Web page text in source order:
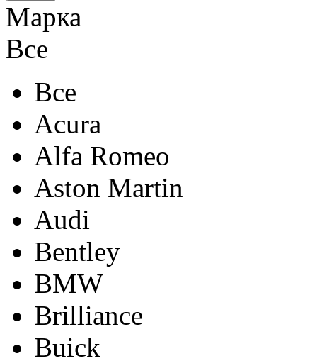
Марка
Все
Все
Acura
Alfa Romeo
Aston Martin
Audi
Bentley
BMW
Brilliance
Buick